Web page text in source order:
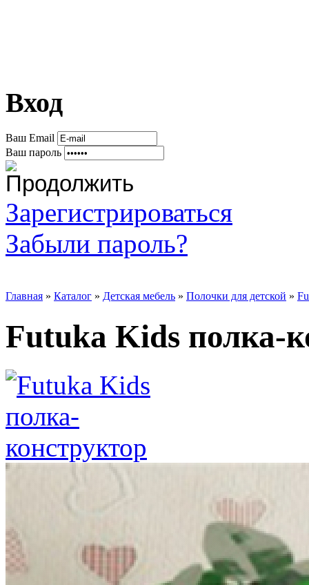
Вход
Ваш Email
Ваш пароль
Зарегистрироваться
Забыли пароль?
Главная » Каталог » Детская мебель » Полочки для детской »
Futuka Kids полка-